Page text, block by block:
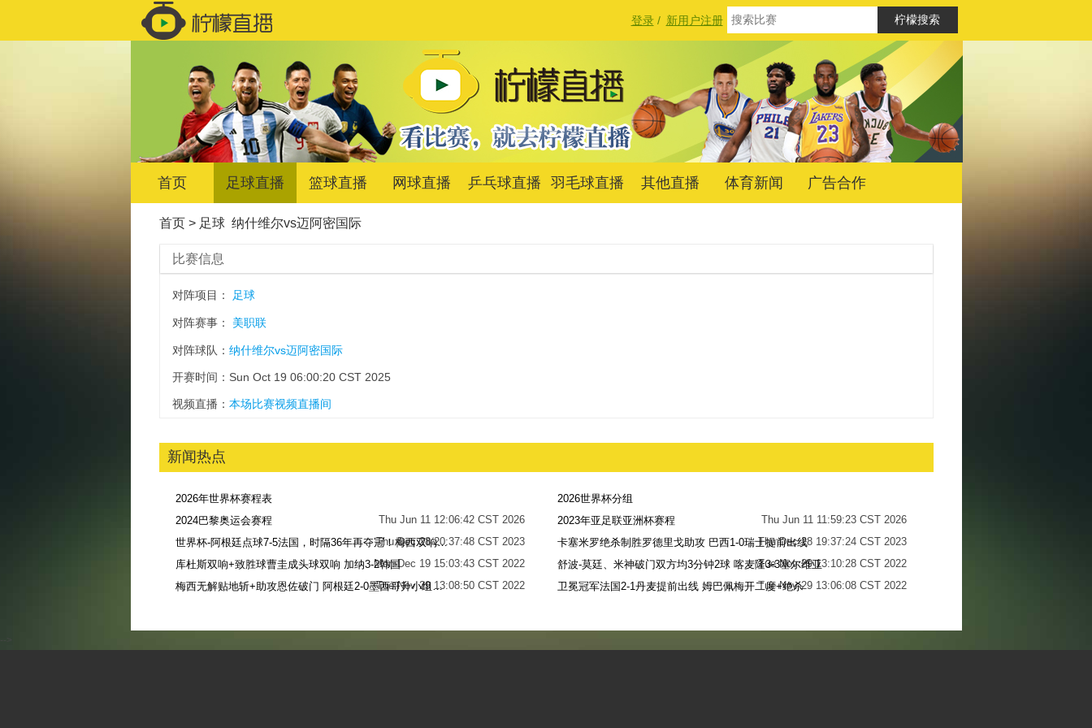
登录/ 新用户注册
首页 足球直播 篮球直播 网球直播 乒乓球直播 羽毛球直播 其他直播 体育新闻 广告合作
首页> 足球 纳什维尔vs迈阿密国际
比赛信息
对阵项目： 足球
对阵赛事： 美职联
对阵球队： 纳什维尔vs迈阿密国际
开赛时间：Sun Oct 19 06:00:20 CST 2025
视频直播： 本场比赛视频直播间
新闻热点
2026年世界杯赛程表
Thu Jun 11 12:06:42 CST 2026
2026世界杯分组
Thu Jun 11 11:59:23 CST 2026
2024巴黎奥运会赛程
Thu Dec 28 20:37:48 CST 2023
2023年亚足联亚洲杯赛程
Thu Dec 28 19:37:24 CST 2023
世界杯-阿根廷点球7-5法国，时隔36年再夺冠！梅西双响姆巴佩戴帽
Mon Dec 19 15:03:43 CST 2022
卡塞米罗绝杀制胜罗德里戈助攻 巴西1-0瑞士提前出线
Tue Nov 29 13:10:28 CST 2022
库杜斯双响+致胜球曹圭成头球双响 加纳3-2韩国
Tue Nov 29 13:08:50 CST 2022
舒波-莫廷、米神破门双方均3分钟2球 喀麦隆3-3塞尔维亚
Tue Nov 29 13:06:08 CST 2022
梅西无解贴地斩+助攻恩佐破门 阿根廷2-0墨西哥升小组第二
卫冕冠军法国2-1丹麦提前出线 姆巴佩梅开二度+绝杀